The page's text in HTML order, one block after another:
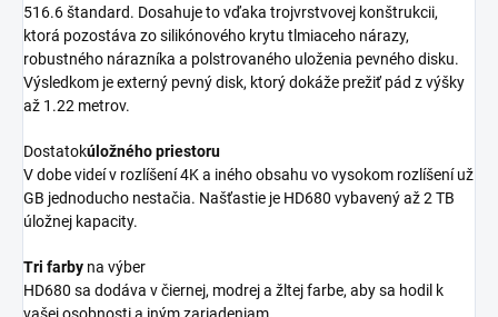
516.6 štandard. Dosahuje to vďaka trojvrstvovej konštrukcii,
ktorá pozostáva zo silikónového krytu tlmiaceho nárazy,
robustného nárazníka a polstrovaného uloženia pevného disku.
Výsledkom je externý pevný disk, ktorý dokáže prežiť pád z výšky
až 1.22 metrov.
Dostatokúložného priestoru
V dobe videí v rozlíšení 4K a iného obsahu vo vysokom rozlíšení už
GB jednoducho nestačia. Našťastie je HD680 vybavený až 2 TB
úložnej kapacity.
Tri farby na výber
HD680 sa dodáva v čiernej, modrej a žltej farbe, aby sa hodil k